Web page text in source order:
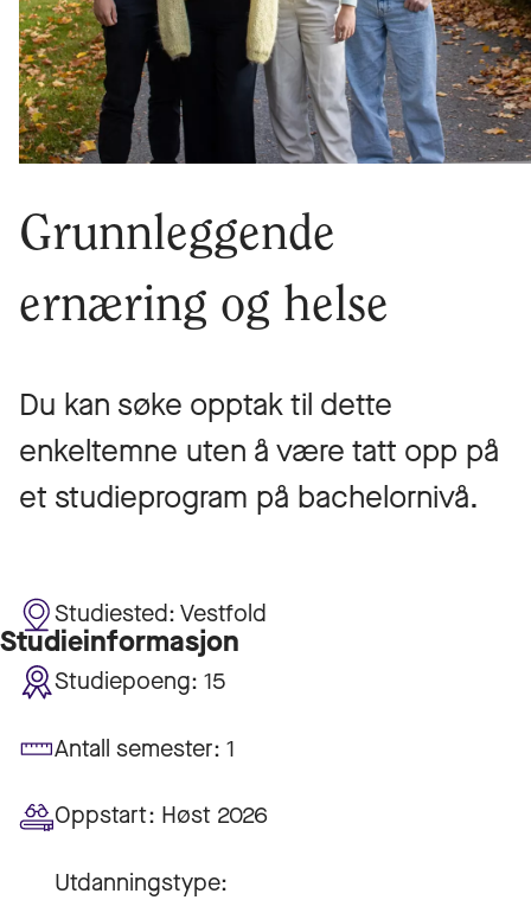
Grunnleggende
ernæring og helse
Du kan søke opptak til dette
enkeltemne uten å være tatt opp på
et studieprogram på bachelornivå.
Studieinformasjon
Studiested:Vestfold
Studiepoeng: 15
Antall semester: 1
Oppstart: Høst 2026
Utdanningstype: